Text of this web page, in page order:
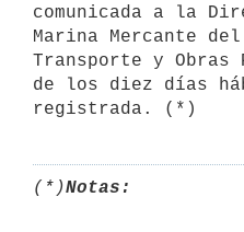
comunicada a la
Marina Mercante
Transporte y
de los diez días
(*)Notas: